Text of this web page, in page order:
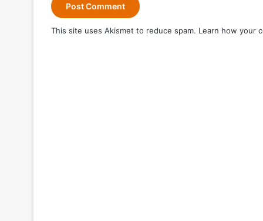
This site uses Akismet to reduce spam. Learn how your